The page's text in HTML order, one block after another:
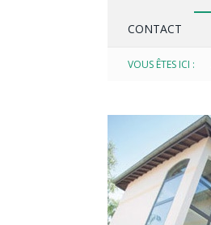
CONTACT
VOUS ÊTES ICI :